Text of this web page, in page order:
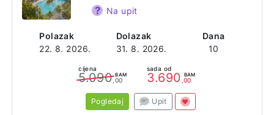
Polazak
22. 8. 2026.
Dolazak
31. 8. 2026.
Dana
10
Na upit
cijena
5.090 BAM
,00
sada od
3.690 BAM
,00
Pogledaj Upit